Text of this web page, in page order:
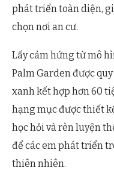
phát triển toàn diện,
chọn nơi an cư.
Lấy cảm hứng từ mô
Palm Garden được
xanh kết hợp hơn 60
hạng mục được thiết
học hỏi và rèn luyện
để các em phát triển
thiên nhiên.